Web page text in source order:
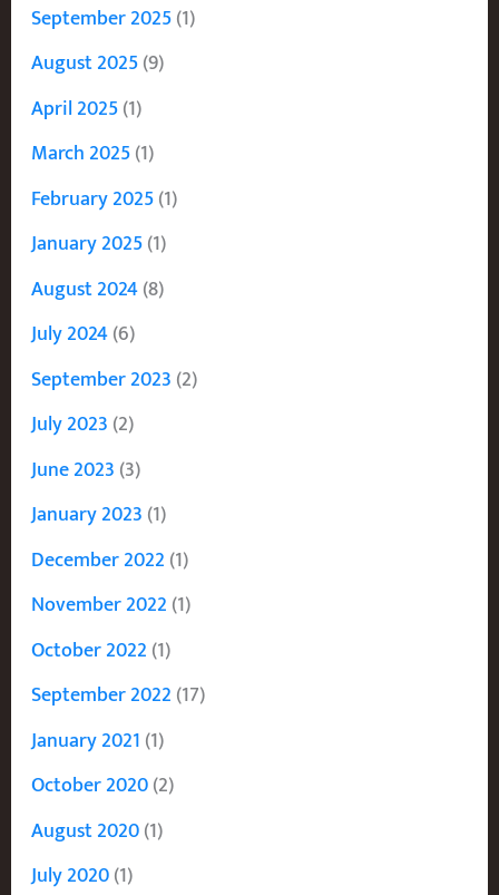
September 2025(1)
August 2025(9)
April 2025(1)
March 2025(1)
February 2025(1)
January 2025(1)
August 2024(8)
July 2024(6)
September 2023 (2)
July 2023 (2)
June 2023 (3)
January 2023 (1)
December 2022 (1)
November 2022 (1)
October 2022 (1)
September 2022 (17)
January 2021 (1)
October 2020(2)
August 2020(1)
July 2020(1)